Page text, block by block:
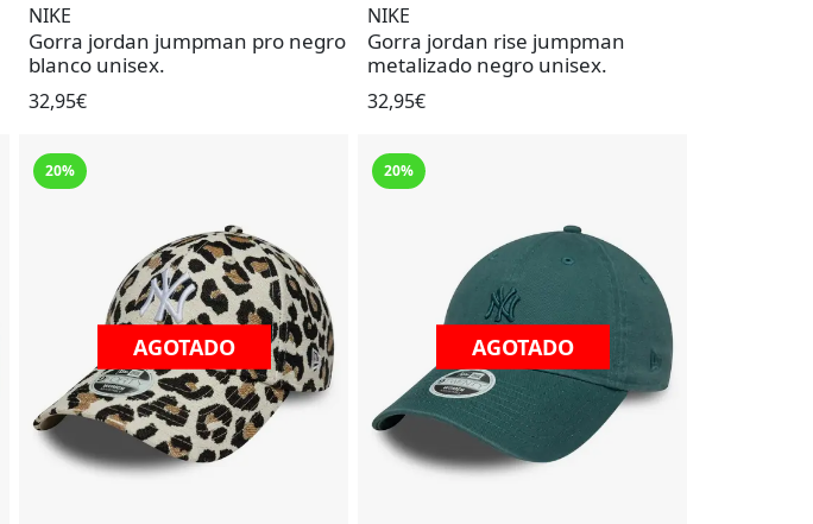
NIKE
Gorra jordan jumpman pro negro
blanco unisex.
32,95€
NIKE
Gorra jordan rise jumpman
metalizado negro unisex.
32,95€
20%
AGOTADO
AGOTADO
20%
AGOTADO
AGOTADO